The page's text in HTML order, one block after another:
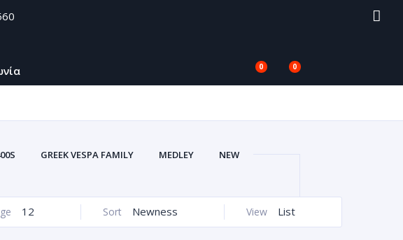
0 0
GREEK VESPA FAMILY MEDLEY
NEW
ΖΆΝΤΕΣ ΑΥΤΟΚΌΛΛΗΤΑ UV
View List
Sort Newness
12